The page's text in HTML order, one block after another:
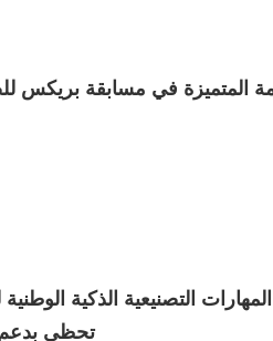
المتميزة في مسابقة بريكس
تحظى